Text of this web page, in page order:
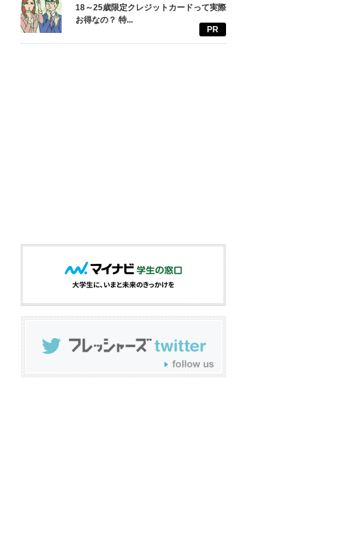
18～25歳限定クレジットカードって実際
お得なの？ 特...
PR